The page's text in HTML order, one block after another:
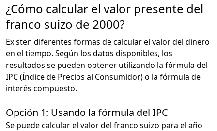
¿Cómo calcular el valor presente del
franco suizo de 2000?
Existen diferentes formas de calcular el valor del dinero
en el tiempo. Según los datos disponibles, los
resultados se pueden obtener utilizando la fórmula del
IPC (Índice de Precios al Consumidor) o la fórmula de
interés compuesto.
Opción 1: Usando la fórmula del IPC
Se puede calcular el valor del franco suizo para el año